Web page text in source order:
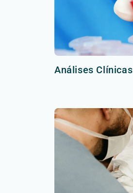
Análises Clínicas